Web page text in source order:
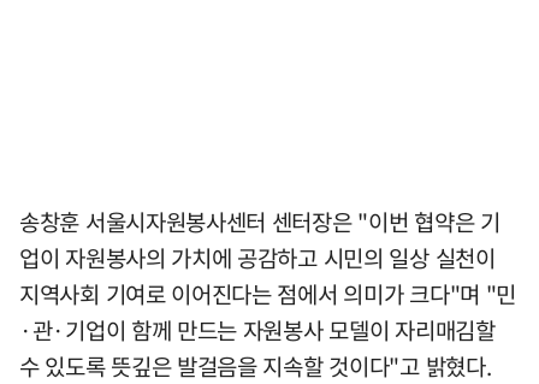
송창훈 서울시자원봉사센터 센터장은 "이번 협약은 기
업이 자원봉사의 가치에 공감하고 시민의 일상 실천이
지역사회 기여로 이어진다는 점에서 의미가 크다"며 "민
·관·기업이 함께 만드는 자원봉사 모델이 자리매김할
수 있도록 뜻깊은 발걸음을 지속할 것이다"고 밝혔다.